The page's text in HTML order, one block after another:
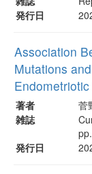
発行日
Association
Mutations
著者
菅
雑誌
発行日